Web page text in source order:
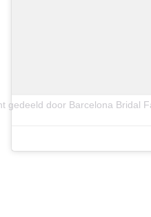
gedeeld door Barcelona Bridal